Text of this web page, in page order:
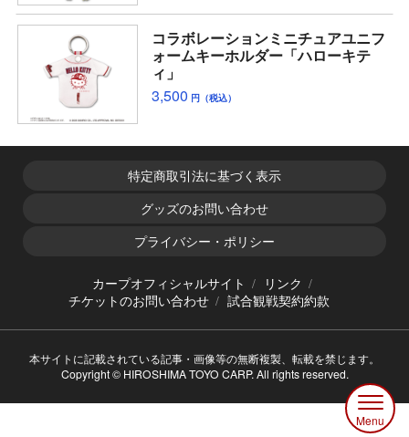
コラボレーションミニチュアユニフ
ォームキーホルダー「ハローキテ
ィ」
3,500 円（税込）
特定商取引法に基づく表示
グッズのお問い合わせ
プライバシー・ポリシー
カープオフィシャルサイト
リンク
チケットのお問い合わせ
試合観戦契約約款
本サイトに記載されている記事・画像等の無断複製、転載を禁じます。
Copyright © HIROSHIMA TOYO CARP. All rights reserved.